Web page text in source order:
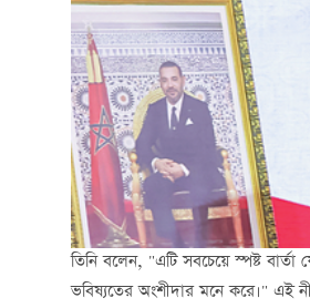
তিনি বলেন, "এটি সবচেয়ে স্পষ্ট
ভবিষ্যতের অংশীদার মনে করে।" এই